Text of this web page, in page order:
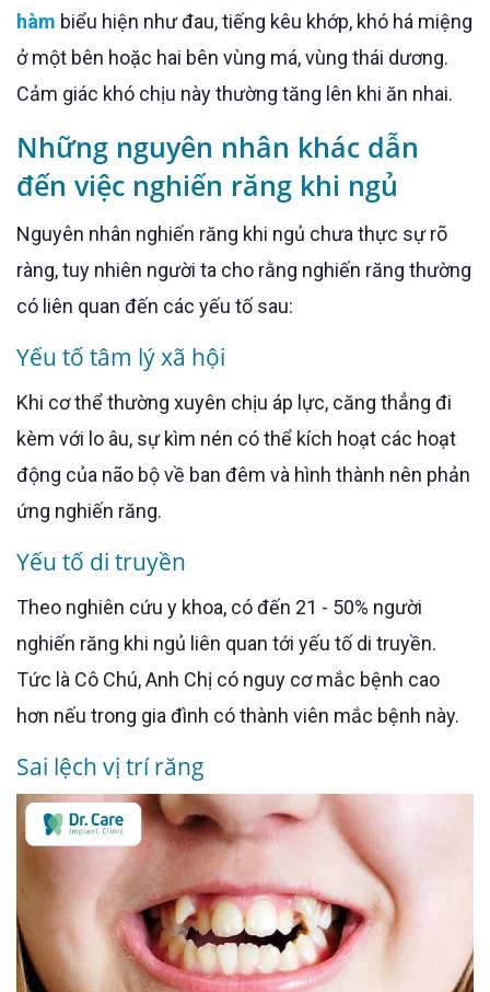
hàm biểu hiện như đau, tiếng kêu khớp, khó há miệng
ở một bên hoặc hai bên vùng má, vùng thái dương.
Cảm giác khó chịu này thường tăng lên khi ăn nhai.
Những nguyên nhân khác dẫn
đến việc nghiến răng khi ngủ
Nguyên nhân nghiến răng khi ngủ chưa thực sự rõ
ràng, tuy nhiên người ta cho rằng nghiến răng thường
có liên quan đến các yếu tố sau:
Yếu tố tâm lý xã hội
Khi cơ thể thường xuyên chịu áp lực, căng thẳng đi
kèm với lo âu, sự kìm nén có thể kích hoạt các hoạt
động của não bộ về ban đêm và hình thành nên phản
ứng nghiến răng.
Yếu tố di truyền
Theo nghiên cứu y khoa, có đến 21 - 50% người
nghiến răng khi ngủ liên quan tới yếu tố di truyền.
Tức là Cô Chú, Anh Chị có nguy cơ mắc bệnh cao
hơn nếu trong gia đình có thành viên mắc bệnh này.
Sai lệch vị trí răng